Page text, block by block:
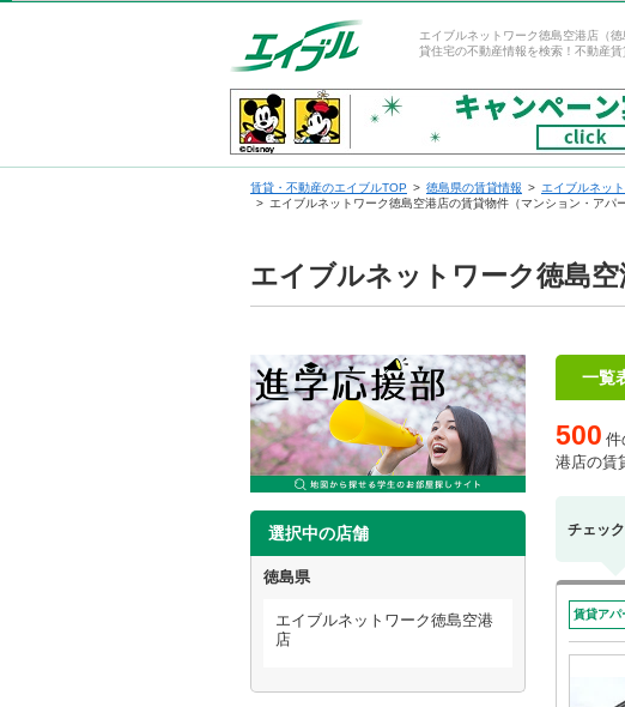
エイブルネットワーク徳島空港店（
貸住宅の不動産情報を検索！不動産
賃貸・不動産のエイブルTOP 徳島県の賃貸情報
エイブルネッ
エイブルネットワーク徳島空港店の賃貸物件（マンション・アパ
エイブルネットワーク徳島
選択中の店舗
徳島県
エイブルネットワーク徳島空港
店
一覧
500 件
港店の賃
チェッ
賃貸アパ